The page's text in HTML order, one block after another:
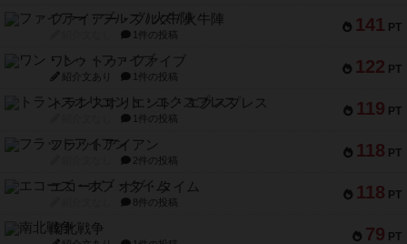
141 PT
ファイアー・ブルズ / 火牛陣
1件の投稿
122 PT
ワン・トゥ・ファイブ
紹介文あり 1件の投稿
119 PT
トランスオリエント・エクスプレス
1件の投稿
118 PT
フラットアイアン
2件の投稿
118 PT
エコーズ・オブ・タイム
8件の投稿
79 PT
南北戦争